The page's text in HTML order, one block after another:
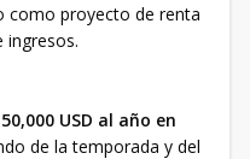
como proyecto de renta
ingresos.
USD al año en
de la temporada y del